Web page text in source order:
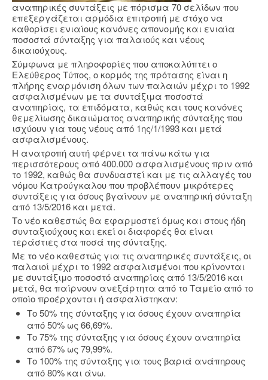
αναπηρικές συντάξεις με πόρισμα 70 σελίδων που
επεξεργάζεται αρμόδια επιτροπή με στόχο να
καθορίσει ενιαίους κανόνες απονομής και ενιαία
ποσοστά σύνταξης για παλαιούς και νέους
δικαιούχους.
Σύμφωνα με πληροφορίες που αποκαλύπτει ο
Ελεύθερος Τύπος, ο κορμός της πρότασης είναι η
πλήρης εναρμόνιση όλων των παλαιών μέχρι το 1992
ασφαλισμένων με τα συντάξιμα ποσοστά
αναπηρίας, τα επιδόματα, καθώς και τους κανόνες
θεμελίωσης δικαιώματος αναπηρικής σύνταξης που
ισχύουν για τους νέους από 1ης/1/1993 και μετά
ασφαλισμένους.
Η ανατροπή αυτή φέρνει τα πάνω κάτω για
περισσότερους από 400.000 ασφαλισμένους πριν από
το 1992, καθώς θα συνδυαστεί και με τις αλλαγές του
νόμου Κατρούγκαλου που προβλέπουν μικρότερες
συντάξεις για όσους βγαίνουν με αναπηρική σύνταξη
από 13/5/2016 και μετά.
Το νέο καθεστώς θα εφαρμοστεί όμως και στους ήδη
συνταξιούχους και εκεί οι διαφορές θα είναι
τεράστιες στα ποσά της σύνταξης.
Με το νέο καθεστώς για τις αναπηρικές συντάξεις, οι
παλαιοί μέχρι το 1992 ασφαλισμένοι που κρίνονται
με συντάξιμο ποσοστό αναπηρίας από 13/5/2016 και
μετά, θα παίρνουν ανεξάρτητα από το Ταμείο από το
οποίο προέρχονται ή ασφαλίστηκαν:
Το 50% της σύνταξης για όσους έχουν αναπηρία
από 50% ως 66,69%.
Το 75% της σύνταξης για όσους έχουν αναπηρία
από 67% ως 79,99%.
Το 100% της σύνταξης για τους βαριά ανάπηρους
από 80% και άνω.